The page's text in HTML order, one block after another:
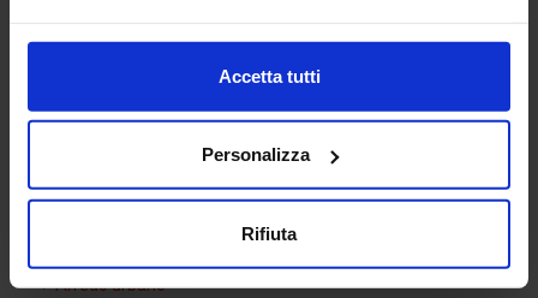
Accetta tutti
Personalizza
Rifiuta
Categorie Blocchi CAD
Arredi interni
Arredo urbano